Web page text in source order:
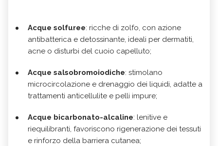
Acque solfuree: ricche di zolfo, con azione
antibatterica e detossinante, ideali per dermatiti,
acne o disturbi del cuoio capelluto;
Acque salsobromoiodiche: stimolano
microcircolazione e drenaggio dei liquidi, adatte a
trattamenti anticellulite e pelli impure;
Acque bicarbonato-alcaline: lenitive e
riequilibranti, favoriscono rigenerazione dei tessuti
e rinforzo della barriera cutanea;